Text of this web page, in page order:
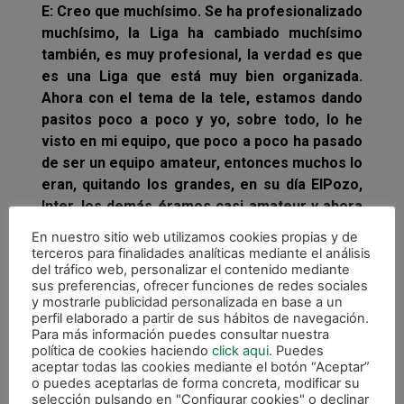
E: Creo que muchísimo. Se ha profesionalizado
muchísimo, la Liga ha cambiado muchísimo
también, es muy profesional, la verdad es que
es una Liga que está muy bien organizada.
Ahora con el tema de la tele, estamos dando
pasitos poco a poco y yo, sobre todo, lo he
visto en mi equipo, que poco a poco ha pasado
de ser un equipo amateur, entonces muchos lo
eran, quitando los grandes, en su día ElPozo,
Inter, los demás éramos casi amateur y ahora
gusta, tenemos seguridad social.
Yo creo que ha cambiado muchísimo, para
bien, y eso yo que lo he vivido, soy un
privilegiado. Me ha tocado vivir esa
transformación del Fútbol Sala y ahora somos
la Liga más competitiva, la que todo el mundo
quiere imitar y la verdad que es gratificante
En nuestro sitio web utilizamos cookies propias y de
terceros para finalidades analíticas mediante el análisis
del tráfico web, personalizar el contenido mediante
sus preferencias, ofrecer funciones de redes sociales
y mostrarle publicidad personalizada en base a un
perfil elaborado a partir de sus hábitos de navegación.
Para más información puedes consultar nuestra
política de cookies haciendo click aqui. Puedes
aceptar todas las cookies mediante el botón “Aceptar”
o puedes aceptarlas de forma concreta, modificar su
selección pulsando en "Configurar cookies" o declinar